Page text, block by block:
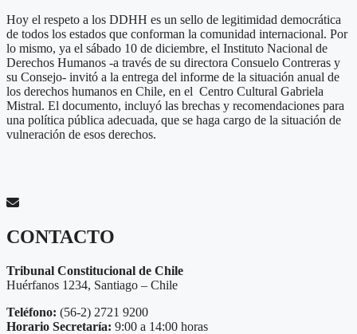
Hoy el respeto a los DDHH es un sello de legitimidad democrática
de todos los estados que conforman la comunidad internacional. Por
lo mismo, ya el sábado 10 de diciembre, el Instituto Nacional de
Derechos Humanos -a través de su directora Consuelo Contreras y
su Consejo- invitó a la entrega del informe de la situación anual de
los derechos humanos en Chile, en el Centro Cultural Gabriela
Mistral. El documento, incluyó las brechas y recomendaciones para
una política pública adecuada, que se haga cargo de la situación de
vulneración de esos derechos.
CONTACTO
Tribunal Constitucional de Chile
Huérfanos 1234, Santiago – Chile
Teléfono: (56-2) 2721 9200
Horario Secretaría: 9:00 a 14:00 horas